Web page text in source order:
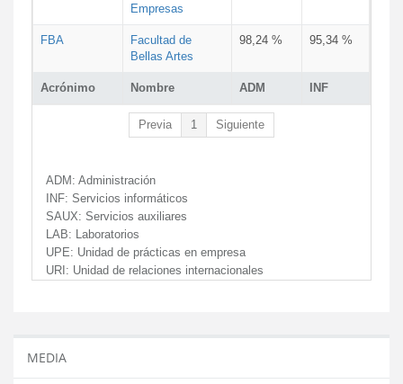
Acrónimo Nombre ADM INF
Empresas
FBA
Facultad de
Bellas Artes
98,24 % 95,34 %
Previa 1 Siguiente
ADM: Administración
INF: Servicios informáticos
SAUX: Servicios auxiliares
LAB: Laboratorios
UPE: Unidad de prácticas en empresa
URI: Unidad de relaciones internacionales
MEDIA